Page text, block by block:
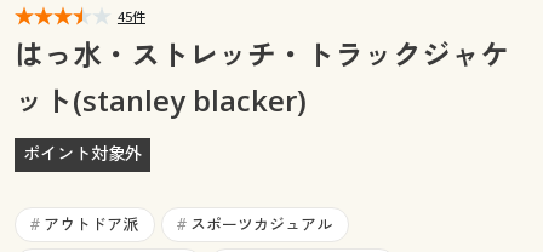
マイページ
閲覧履歴
お気に入り
サポート
閲覧履歴
お気に入り
サポート
45件
はっ水・ストレッチ・トラックジャケ
ット(stanley blacker)
ポイント対象外
# アウトドア派 # スポーツカジュアル